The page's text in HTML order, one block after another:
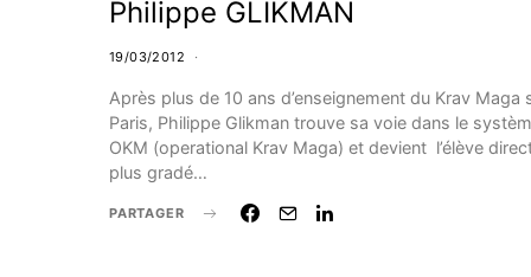
Philippe GLIKMAN
19/03/2012
Après plus de 10 ans d’enseignement du Krav Maga
Paris, Philippe Glikman trouve sa voie dans le
OKM (operational Krav Maga) et devient l’élève
plus gradé…
PARTAGER